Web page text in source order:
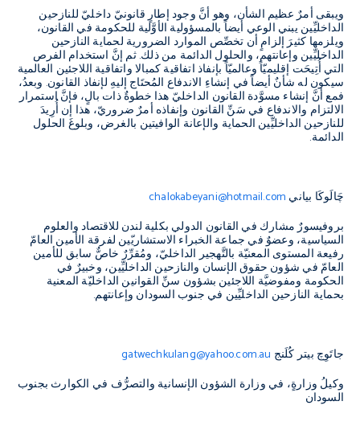
ويبقى أمرٌ عظيم الشأن، وهو أنَّ وجود إطارٍ قانونيّ داخليّ للنازحين
الداخليِّين يبني الوعي أيضاً بالمسؤولية الأوَّلية للحكومة في القانون،
ويلزمها كثيرَ إلزامٍ أن تخصِّص الموارد الضرورية لحماية النازحين
الداخليِّين وإعانتهم، والحلول الدائمة من ذلك. ثم إنَّ استخدام الفرص
التي أُتِيحَت إقليميّاً وعالميّاً بإنفاذ اتفاقية كمبالا واتفاقية اللاجئين العالمية
سيكون له شأنٌ أيضاً في إنشاءِ الاندفاع المُحتَاج إليهِ لإنفاذ القانون. وبعدُ،
فمع أنَّ إنشاء مسوَّدة القانون الداخليّ هذا خطوةٌ ذات بالٍ، فإنَّ استمرار
الالتزام والاندفاع في سَنِّ القانون وإنفاذه أمرٌ ضروريّ، هذا إن أُرِيدَ
للنازحين الداخليِّين الحماية والإعانة الوافيتين بالغرض، وبلوغَ الحلول
الدائمة.
چَالَوكَا بياني chalokabeyani@hotmail.com
بروفيسورٌ مشارك في القانون الدولي بكلية لندن للاقتصاد والعلوم
السياسية، وعضوٌ في جماعة الخبراء الاستشاريّين لفرقة الأمين العامّ
رفيعة المستوى المعنيّة بالتَّهجير الداخليّ، ومُقرِّرٌ خاصٌّ سابق للأمين
العامّ في شؤون حقوق الإنسان والنازحين الداخليِّين، وخبيرٌ في
الحكومة ومفوضيَّة اللاجئين بشؤون سنِّ القوانين الداخليّة المعنية
بحماية النازحين الداخليِّين في جنوب السودان وإعانتهم.
جاتَوِچ بيتر كُلَنج gatwechkulang@yahoo.com.au
وكيلُ وزارةٍ، في وزارة الشؤون الإنسانية والتصرُّف في الكوارث بجنوب
السودان